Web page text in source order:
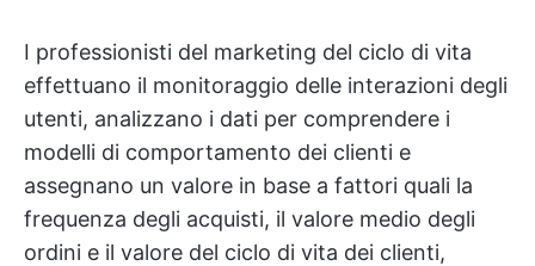
I professionisti del marketing del ciclo di vita
effettuano il monitoraggio delle interazioni degli
utenti, analizzano i dati per comprendere i
modelli di comportamento dei clienti e
assegnano un valore in base a fattori quali la
frequenza degli acquisti, il valore medio degli
ordini e il valore del ciclo di vita dei clienti,